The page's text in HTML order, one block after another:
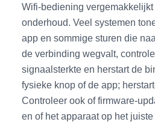
Wifi-bediening
onderhoud. Veel systemen
app en sommige sturen die
de verbinding wegvalt,
signaalsterkte en herstart de
fysieke knop of de app;
Controleer ook of firmware-
en of het apparaat op het